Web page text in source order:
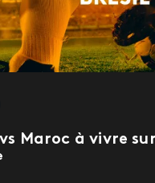
Maroc à vivre